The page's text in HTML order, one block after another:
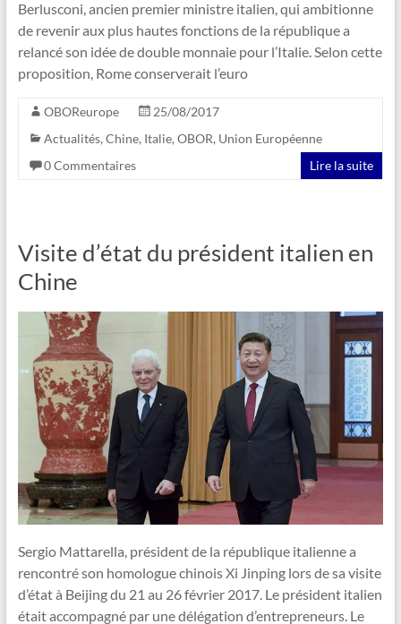
Berlusconi, ancien premier ministre italien, qui ambitionne
de revenir aux plus hautes fonctions de la république a
relancé son idée de double monnaie pour l’Italie. Selon cette
proposition, Rome conserverait l’euro
OBOReurope
25/08/2017
Actualités, Chine, Italie, OBOR, Union Européenne
0 Commentaires
Lire la suite
Visite d’état du président italien en
Chine
Sergio Mattarella, président de la république italienne a
rencontré son homologue chinois Xi Jinping lors de sa visite
d’état à Beijing du 21 au 26 février 2017. Le président italien
était accompagné par une délégation d’entrepreneurs. Le